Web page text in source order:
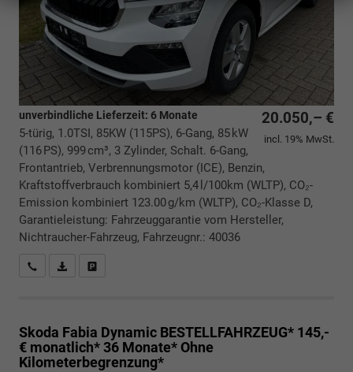
20.050,– €
incl. 19% MwSt.
unverbindliche Lieferzeit: 6 Monate
5-türig, 1.0TSI, 85KW (115PS), 6-Gang, 85 kW
(116 PS), 999 cm³, 3 Zylinder, Schalt. 6-Gang,
Frontantrieb, Verbrennungsmotor (ICE), Benzin,
Kraftstoffverbrauch kombiniert 5,4 l/100km (WLTP), CO₂-
Emission kombiniert 123.00 g/km (WLTP), CO₂-Klasse D,
Garantieleistung: Fahrzeuggarantie vom Hersteller,
Nichtraucher-Fahrzeug, Fahrzeugnr.: 40036
Rückrufbitte absenden
PDF-Datei, Fahrzeugexposé drucken
Skoda Fabia Dynamic BESTELLFAHRZEUG* 145,-
€ monatlich* 36 Monate* Ohne
Kilometerbegrenzung*